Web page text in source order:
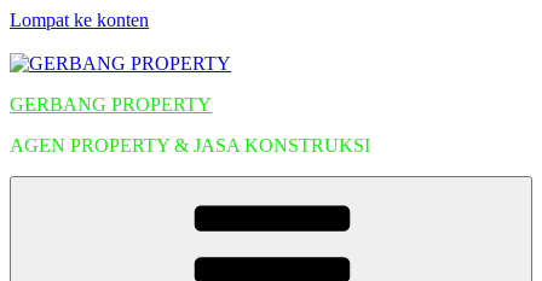
Lompat ke konten
GERBANG PROPERTY
AGEN PROPERTY & JASA KONSTRUKSI